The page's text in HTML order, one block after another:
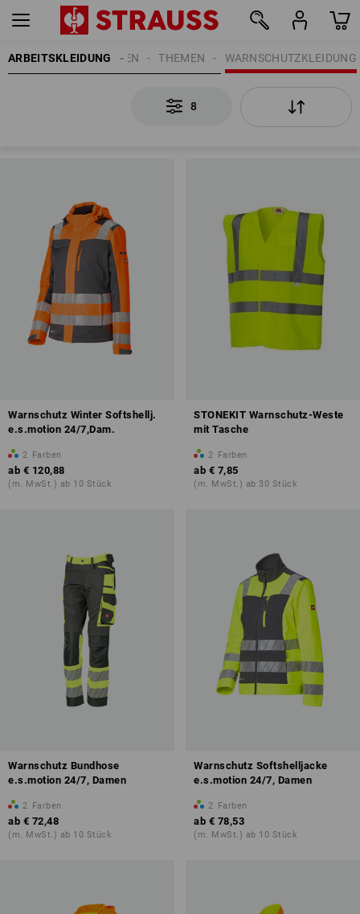
ARBEITSKLEIDUNG WARNSCHUTZKLEIDUNG
THEMEN
DAMEN
8
Warnschutz Winter Softshellj.
e.s.motion 24/7,Dam.
2 Farben
ab € 120,88
(m. MwSt.) ab 10 Stück
STONEKIT Warnschutz-Weste
mit Tasche
2 Farben
ab € 7,85
(m. MwSt.) ab 30 Stück
Warnschutz Bundhose
e.s.motion 24/7, Damen
2 Farben
ab € 72,48
(m. MwSt.) ab 10 Stück
Warnschutz Softshelljacke
e.s.motion 24/7, Damen
2 Farben
ab € 78,53
(m. MwSt.) ab 10 Stück